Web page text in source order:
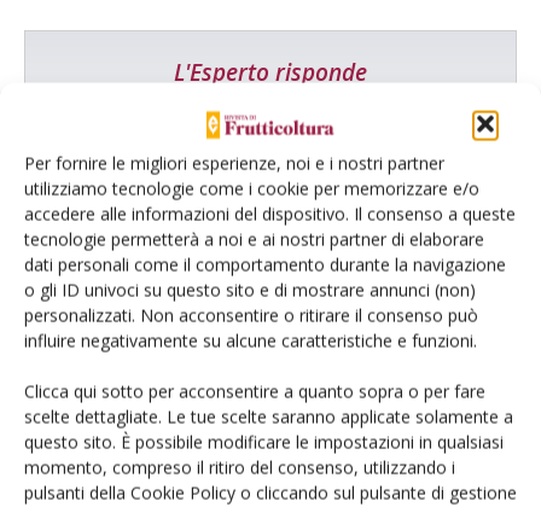
Per fornire le migliori esperienze, noi e i nostri partner
utilizziamo tecnologie come i cookie per memorizzare e/o
accedere alle informazioni del dispositivo. Il consenso a queste
tecnologie permetterà a noi e ai nostri partner di elaborare
dati personali come il comportamento durante la navigazione
o gli ID univoci su questo sito e di mostrare annunci (non)
personalizzati. Non acconsentire o ritirare il consenso può
influire negativamente su alcune caratteristiche e funzioni.
Clicca qui sotto per acconsentire a quanto sopra o per fare
scelte dettagliate. Le tue scelte saranno applicate solamente a
questo sito. È possibile modificare le impostazioni in qualsiasi
momento, compreso il ritiro del consenso, utilizzando i
pulsanti della Cookie Policy o cliccando sul pulsante di gestione
L'Esperto risponde
I consigli di Terra e Vita agli agricoltori
Cerca adesso
Dalla stessa categoria
MELO 6 Agosto 2026